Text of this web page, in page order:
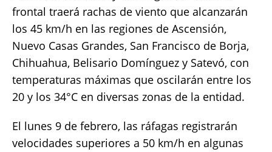
frontal traerá rachas de viento que alcanzarán
los 45 km/h en las regiones de Ascensión,
Nuevo Casas Grandes, San Francisco de Borja,
Chihuahua, Belisario Domínguez y Satevó, con
temperaturas máximas que oscilarán entre los
20 y los 34°C en diversas zonas de la entidad.
El lunes 9 de febrero, las ráfagas registrarán
velocidades superiores a 50 km/h en algunas